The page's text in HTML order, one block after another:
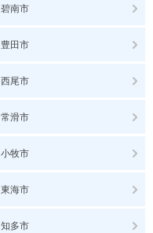
碧南市
豊田市
西尾市
常滑市
小牧市
東海市
知多市